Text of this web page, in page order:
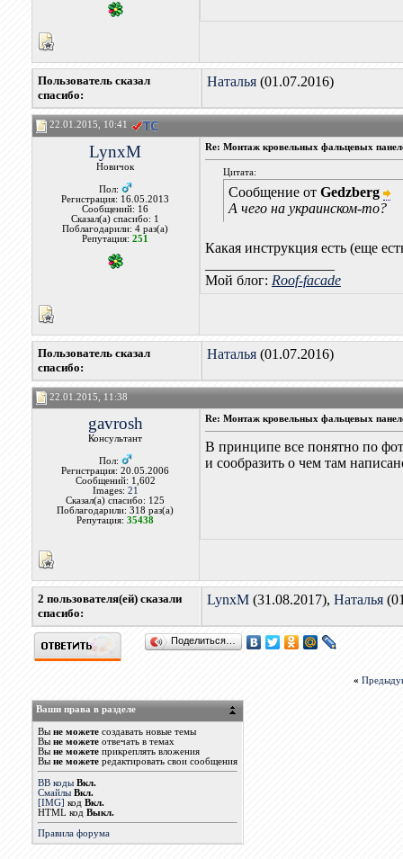
Пользователь сказал
cпасибо:
Наталья(01.07.2016)
22.01.2015, 10:41
LynxM
Новичок
Пол:
Регистрация: 16.05.2013
Сообщений: 16
Сказал(а) спасибо: 1
Поблагодарили: 4 раз(а)
Репутация:251
Re: Монтаж кровельных фальцевых
Цитата:
Сообщение от Gedzberg
А чего на украинском-то?
Какая инструкция есть (еще
Мой блог: Roof-facade
Пользователь сказал
cпасибо:
Наталья(01.07.2016)
22.01.2015, 11:38
gavrosh
Консультант
Пол:
Регистрация: 20.05.2006
Сообщений: 1,602
Images: 21
Сказал(а) спасибо: 125
Поблагодарили: 318 раз(а)
Репутация:35438
Re: Монтаж кровельных фальцевых
В принципе все понятно по
и сообразить о чем там
2 пользователя(ей) сказали
cпасибо:
LynxM(31.08.2017), Наталья
Поделиться…
«
Ваши права в разделе
Вы не можетесоздавать новые темы
Вы не можетеотвечать в темах
Вы не можетеприкреплять вложения
Вы не можетередактировать свои сообщения
BB коды Вкл.
Смайлы Вкл.
[IMG] код Вкл.
HTML код Выкл.
Правила форума